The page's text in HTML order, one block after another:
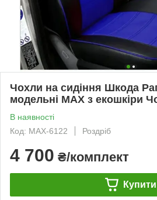
Чохли на сидіння Шкода
модельні MAX з екошкіри
В наявності
Код: MAX-6122
Роздріб
4 700 ₴/комплект
Купити